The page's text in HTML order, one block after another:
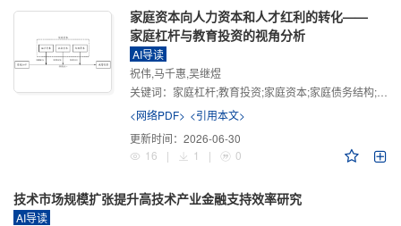
家庭资本向人力资本和人才红利的转化——
家庭杠杆与教育投资的视角分析
AI导读
祝伟,马千惠,吴继煜
关键词： 家庭杠杆;教育投资;家庭资本;家庭债务结构;CHFS
<网络PDF> <引用本文>
更新时间： 2026-06-30
16
| 1 | 0
技术市场规模扩张提升高技术产业金融支持效率研究
AI导读